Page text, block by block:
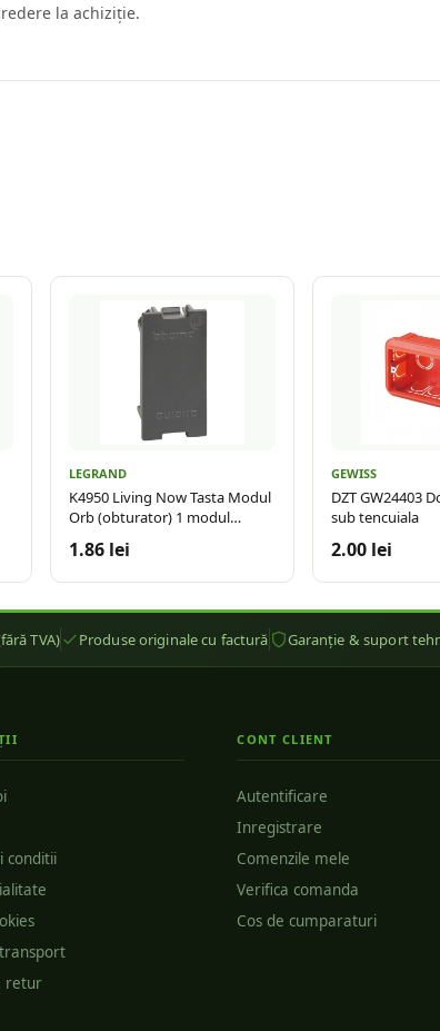
la achiziție.
LEGRAND
K4950 Living Now Tasta Modul
Orb (obturator) 1 modul
1.86 lei
GEWISS
DZT GW24403
sub tencuiala
2.00 lei
TVA) Produse originale cu factură Garanție & suport
conditii
retur
CONT CLIENT
Autentificare
Inregistrare
Comenzile mele
Verifica comanda
Cos de cumparaturi